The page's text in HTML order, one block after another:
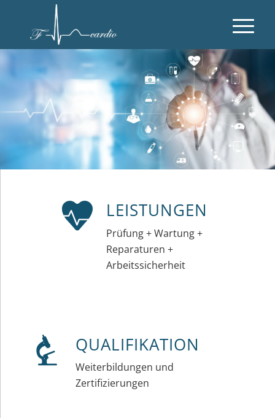
LEISTUNGEN
Prüfung + Wartung +
Reparaturen +
Arbeitssicherheit
QUALIFIKATION
Weiterbildungen und
Zertifizierungen